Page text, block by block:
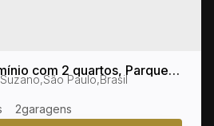
com 2 quartos, Parque
Rosa - Suzano
Suzano,São Paulo,Brasil
2